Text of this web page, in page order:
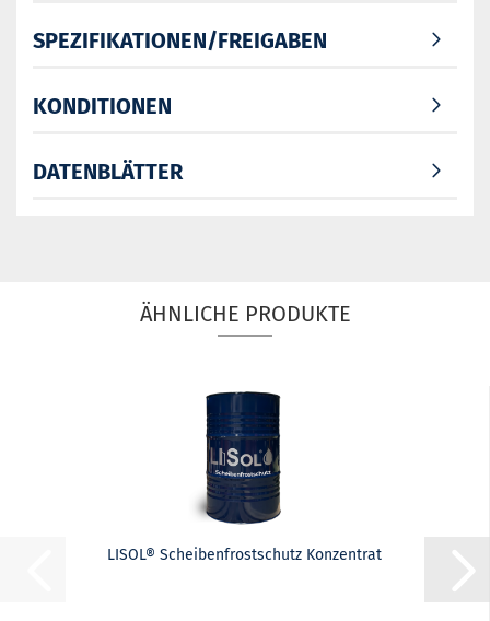
SPEZIFIKATIONEN/FREIGABEN
KONDITIONEN
DATENBLÄTTER
ÄHNLICHE PRODUKTE
LISOL® Scheibenfrostschutz Konzentrat